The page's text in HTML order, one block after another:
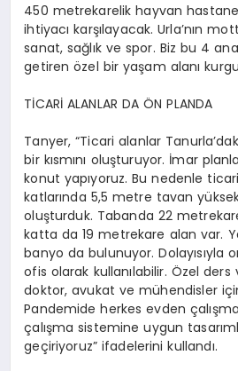
450 metrekarelik hayvan
ihtiyacı karşılayacak. Urla’nın
sanat, sağlık ve spor. Biz bu 4
getiren özel bir yaşam alanı
TİCARİ ALANLAR DA ÖN PLANDA
Tanyer, “Ticari alanlar
bir kısmını oluşturuyor. İmar
konut yapıyoruz. Bu nedenle
katlarında 5,5 metre tavan
oluşturduk. Tabanda 22
katta da 19 metrekare alan var.
banyo da bulunuyor. Dolayısıyla
ofis olarak kullanılabilir. Özel
doktor, avukat ve mühendisler
Pandemide herkes evden
çalışma sistemine uygun
geçiriyoruz” ifadelerini kullandı.